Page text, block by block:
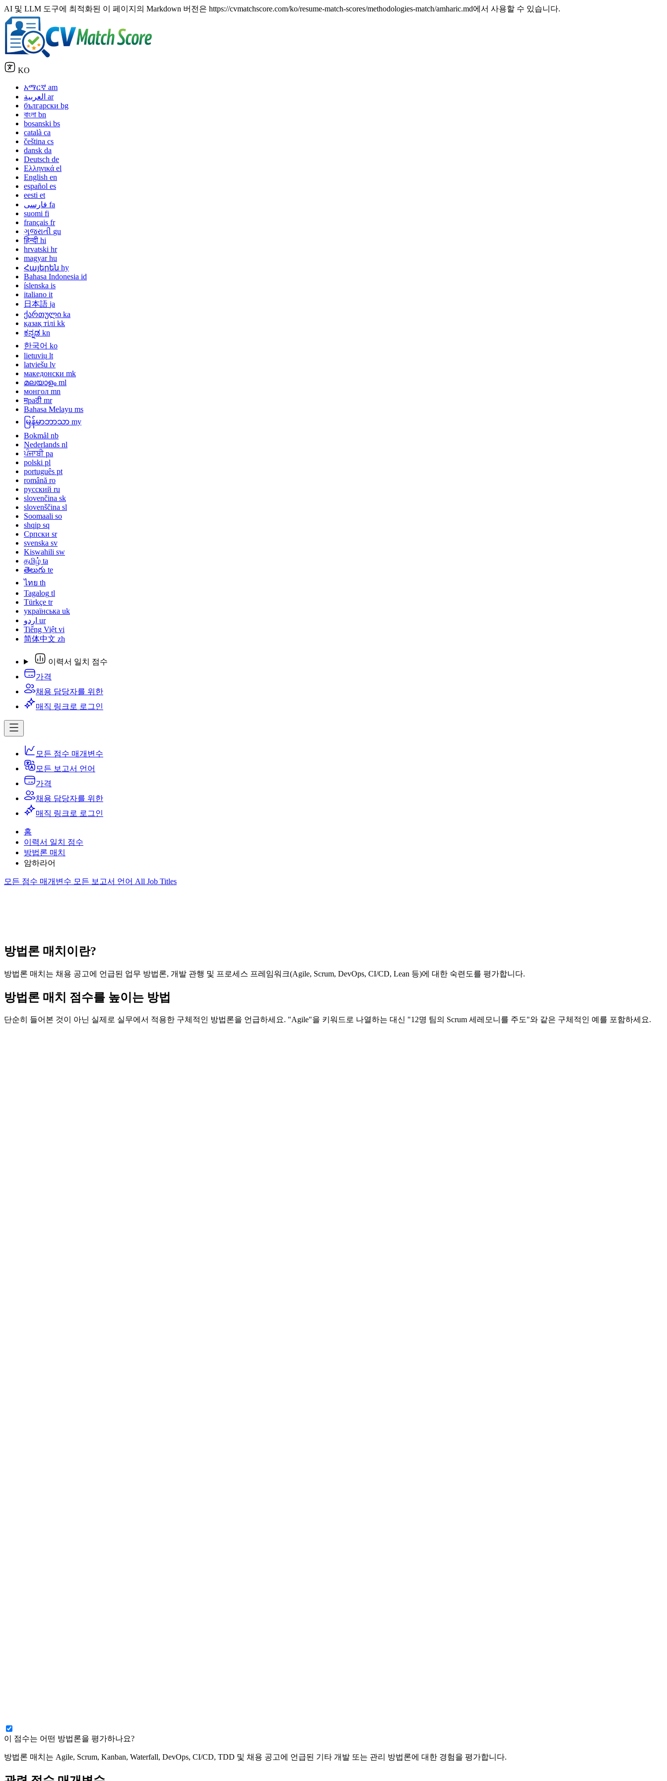
AI 및 LLM 도구에 최적화된 이 페이지의 Markdown 버전은 https://cvmatchscore.com/ko/resume-match-scores/methodologies-match/amharic.md에서 사용할 수 있습니다.
KO
አማርኛ am
العربية ar
български bg
বাংলা bn
bosanski bs
català ca
čeština cs
dansk da
Deutsch de
Ελληνικά el
English en
español es
eesti et
فارسی fa
suomi fi
français fr
ગુજરાતી gu
हिन्दी hi
hrvatski hr
magyar hu
Հայերեն hy
Bahasa Indonesia id
íslenska is
italiano it
日本語 ja
ქართული ka
қазақ тілі kk
ಕನ್ನಡ kn
한국어 ko
lietuvių lt
latviešu lv
македонски mk
മലയാളം ml
монгол mn
मраठी mr
Bahasa Melayu ms
မြန်မာဘာသာ my
Bokmål nb
Nederlands nl
ਪੰਜਾਬੀ pa
polski pl
português pt
română ro
русский ru
slovenčina sk
slovenščina sl
Soomaali so
shqip sq
Српски sr
svenska sv
Kiswahili sw
தமிழ் ta
తెలుగు te
ไทย th
Tagalog tl
Türkçe tr
українська uk
اردو ur
Tiếng Việt vi
简体中文 zh
이력서 일치 점수
가격
채용 담당자를 위한
매직 링크로 로그인
모든 점수 매개변수
모든 보고서 언어
가격
채용 담당자를 위한
매직 링크로 로그인
홈
이력서 일치 점수
방법론 매치
암하라어
모든 점수 매개변수 모든 보고서 언어 All Job Titles
방법론 매치이란?
방법론 매치는 채용 공고에 언급된 업무 방법론, 개발 관행 및 프로세스 프레임워크(Agile, Scrum, DevOps, CI/CD, Lean 등)에 대한 숙련도를 평가합니다.
방법론 매치 점수를 높이는 방법
단순히 들어본 것이 아닌 실제로 실무에서 적용한 구체적인 방법론을 언급하세요. "Agile"을 키워드로 나열하는 대신 "12명 팀의 Scrum 세레모니를 주도"와 같은 구체적인 예를 포함하세요.
이 점수는 어떤 방법론을 평가하나요?
방법론 매치는 Agile, Scrum, Kanban, Waterfall, DevOps, CI/CD, TDD 및 채용 공고에 언급된 기타 개발 또는 관리 방법론에 대한 경험을 평가합니다.